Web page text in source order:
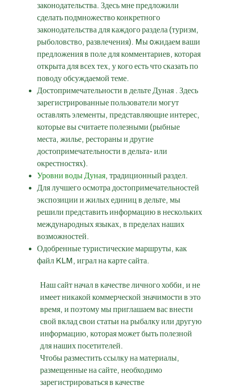
законодательства. Здесь мне предложили
сделать подмножество конкретного
законодательства для каждого раздела (туризм,
рыболовство, развлечения). Mы oжидаем ваши
предложения в поле для комментариев, которая
открыта для всех тех, у кого есть что сказать по
поводу обсуждаемой теме.
Достопримечательности в дельте Дуная . Здесь
зарегистрированные пользователи могут
оставлять элементы, представляющие интерес,
которые вы считаете полезными (рыбные
места, жилье, рестораны и другие
достопримечательности в дельта- или
окрестностях).
Уровни воды Дуная, традиционный раздел.
Для лучшего осмотра достопримечательностей
экспозиции и жилых единиц в дельте, мы
решили представить информацию в нескольких
международных языках, в пределах наших
возможностей.
Одобренные туристические маршруты, как
файл KLM, играл на карте сайта.
Наш сайт начал в качестве личного хобби, и не
имеет никакой коммерческой значимости в это
время, и поэтому мы приглашаем вас внести
свой вклад свои статьи на рыбалку или другую
информацию, которая может быть полезной
для наших посетителей.
Чтобы разместить ссылку на материалы,
размещенные на сайте, необходимо
зарегистрироваться в качестве